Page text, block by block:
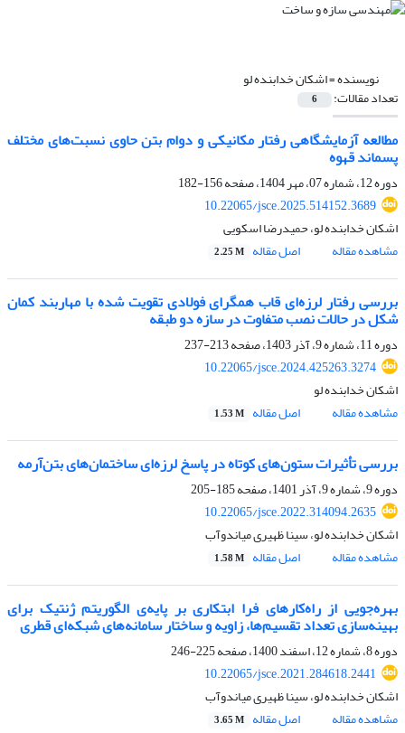
نویسنده =اشکان خدابنده لو
تعداد مقالات: 6
مطالعه آزمایشگاهی رفتار مکانیکی و دوام بتن حاوی نسبت‌های مختلف
پسماند قهوه
دوره 12، شماره 07، مهر 1404، صفحه
156-182
10.22065/jsce.2025.514152.3689
اشکان خدابنده لو، حمیدرضا اسکویی
مشاهده مقاله
اصل مقاله 2.25 M
بررسی رفتار لرزه‌ای قاب همگرای فولادی تقویت شده با مهاربند کمان
شکل در حالات نصب متفاوت در سازه دو طبقه
دوره 11، شماره 9، آذر 1403، صفحه
213-237
10.22065/jsce.2024.425263.3274
اشکان خدابنده لو
مشاهده مقاله
اصل مقاله 1.53 M
بررسی تأثیرات ستون‌های کوتاه در پاسخ لرزه‌ای ساختمان‌های بتن‌آرمه
دوره 9، شماره 9، آذر 1401، صفحه
185-205
10.22065/jsce.2022.314094.2635
اشکان خدابنده لو، سینا ظهیری میاندوآب
مشاهده مقاله
اصل مقاله 1.58 M
بهره‌جویی از راه‌کارهای فرا ابتکاری بر پایه‌ی الگوریتم ژنتیک برای
بهینه‌سازی تعداد تقسیم‌ها، زاویه‌ و ساختار سامانه‌های شبکه‌ای قطری
دوره 8، شماره 12، اسفند 1400، صفحه
225-246
10.22065/jsce.2021.284618.2441
اشکان خدابنده لو، سینا ظهیری میاندوآب
مشاهده مقاله
اصل مقاله 3.65 M